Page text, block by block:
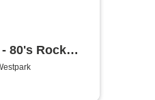
80's Rock